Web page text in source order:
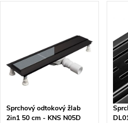
Sprchový odtokový žlab
2in1 50 cm - KNS N05D